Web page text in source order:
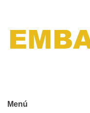
Menú